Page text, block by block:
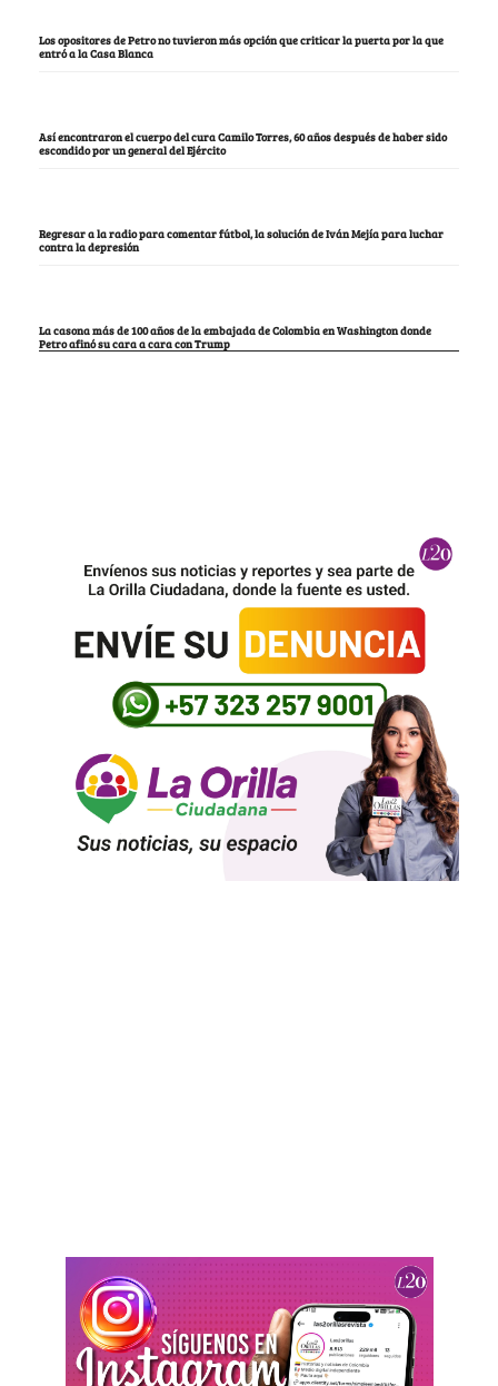
Los opositores de Petro no tuvieron más opción que criticar la puerta por la que
entró a la Casa Blanca
Así encontraron el cuerpo del cura Camilo Torres, 60 años después de haber sido
escondido por un general del Ejército
Regresar a la radio para comentar fútbol, la solución de Iván Mejía para luchar
contra la depresión
La casona más de 100 años de la embajada de Colombia en Washington donde
Petro afinó su cara a cara con Trump